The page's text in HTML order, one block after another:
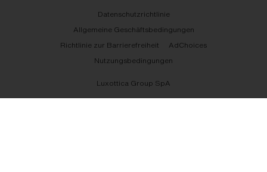
Datenschutzrichtlinie
Allgemeine Geschäftsbedingungen
Richtlinie zur Barrierefreiheit
AdChoices
Nutzungsbedingungen
Luxottica Group SpA